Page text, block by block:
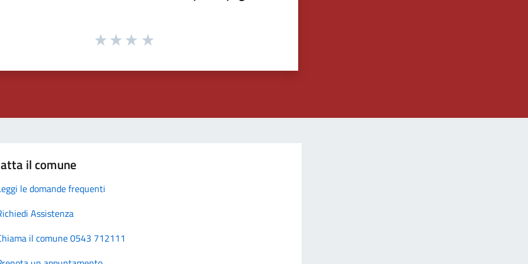
il comune
le domande frequenti
Assistenza
il comune 0543 712111